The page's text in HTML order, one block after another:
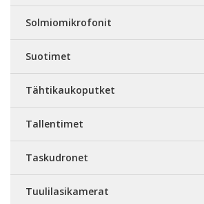
Solmiomikrofonit
Suotimet
Tähtikaukoputket
Tallentimet
Taskudronet
Tuulilasikamerat